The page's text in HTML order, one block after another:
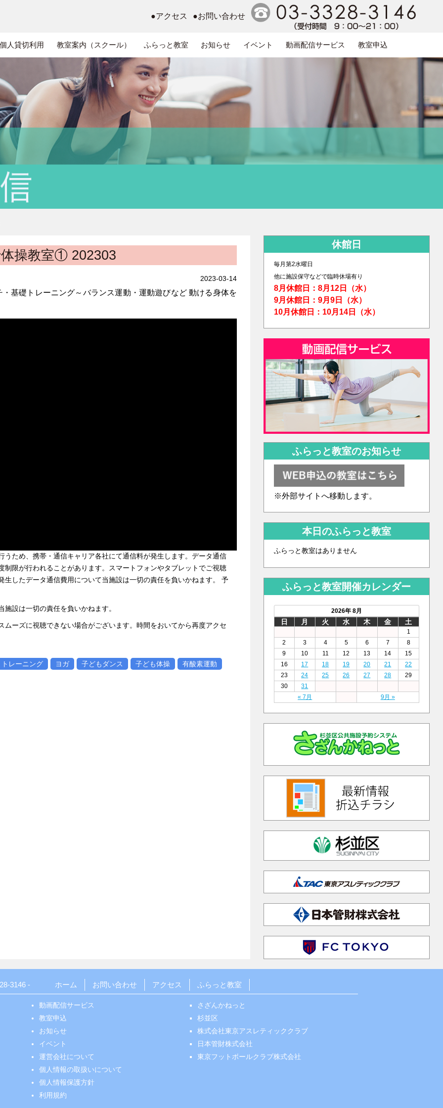
●アクセス ●お問い合わせ
人貸切利用 教室案内（スクール） ふらっと教室 お知らせ イベント 動画配信サービス 教室申込
操教室① 202303
2023-03-14
基礎トレーニング～バランス運動・運動遊びなど 動ける身体を
ため、携帯・通信キャリア各社にて通信料が発生します。データ通信
限が行われることがあります。スマートフォンやタブレットでご視聴
したデータ通信費用について当施設は一切の責任を負いかねます。 予
設は一切の責任を負いかねます。
ーズに視聴できない場合がございます。時間をおいてから再度アクセ
トレーニング ヨガ 子どもダンス 子ども体操 有酸素運動
休館日
毎月第2水曜日
他に施設保守などで臨時休場有り
8月休館日：8月12日（水）
9月休館日：9月9日（水）
10月休館日：10月14日（水）
ふらっと教室のお知らせ
※外部サイトへ移動します。
本日のふらっと教室
ふらっと教室はありません
ふらっと教室開催カレンダー
2026年 8月
日 月 火 水 木 金 土
1
2
3 4 5 6 7
8
9
10 11 12 13 14
15
16
17 18 19 20 21
22
23
24 25 26 27 28
29
30
31
« 7月
9月 »
3146 - ホーム お問い合わせ アクセス ふらっと教室
動画配信サービス
教室申込
お知らせ
イベント
運営会社について
個人情報の取扱いについて
個人情報保護方針
利用規約
さざんかねっと
杉並区
株式会社東京アスレティッククラブ
日本管財株式会社
東京フットボールクラブ株式会社